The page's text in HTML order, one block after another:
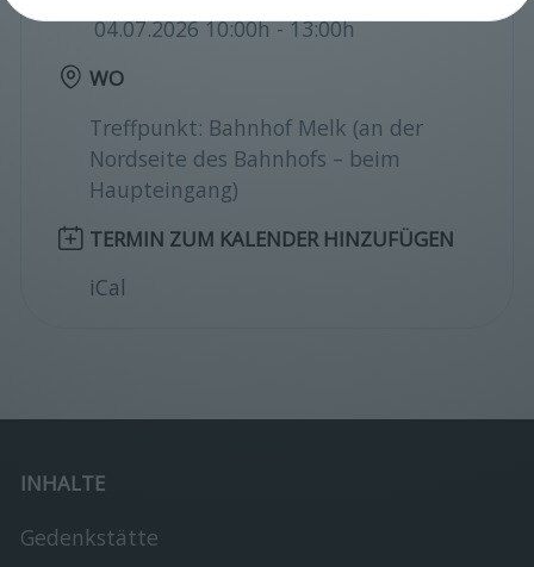
04.07.2026 10:00h - 13:00h
WO
Treffpunkt: Bahnhof Melk (an der
Nordseite des Bahnhofs – beim
Haupteingang)
TERMIN ZUM KALENDER HINZUFÜGEN
iCal
INHALTE
Gedenkstätte